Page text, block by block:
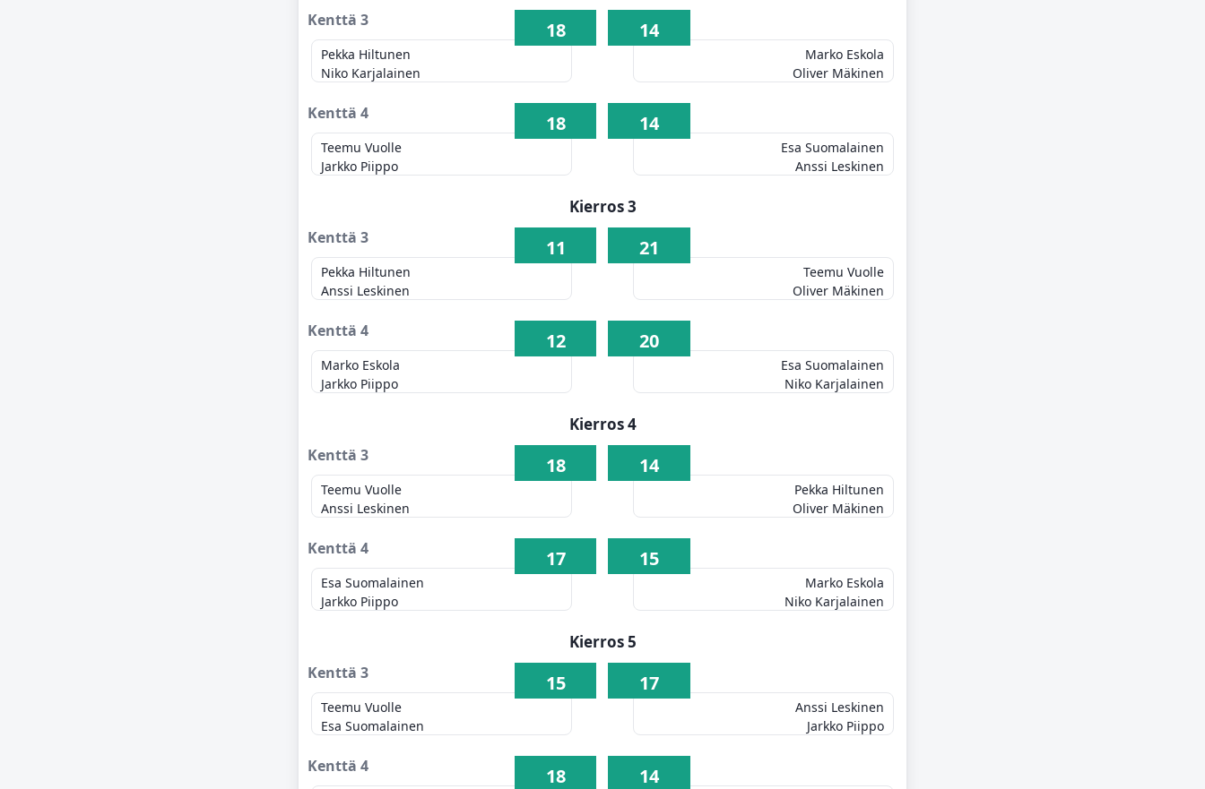
Kenttä 3
Pekka Hiltunen
Niko Karjalainen
18 14
Marko Eskola
Oliver Mäkinen
Kenttä 4
Teemu Vuolle
Jarkko Piippo
18 14
Esa Suomalainen
Anssi Leskinen
Kierros 3
Kenttä 3
Pekka Hiltunen
Anssi Leskinen
11 21
Teemu Vuolle
Oliver Mäkinen
Kenttä 4
Marko Eskola
Jarkko Piippo
12 20
Esa Suomalainen
Niko Karjalainen
Kierros 4
Kenttä 3
Teemu Vuolle
Anssi Leskinen
18 14
Pekka Hiltunen
Oliver Mäkinen
Kenttä 4
Esa Suomalainen
Jarkko Piippo
17 15
Marko Eskola
Niko Karjalainen
Kierros 5
Kenttä 3
Teemu Vuolle
Esa Suomalainen
15 17
Anssi Leskinen
Jarkko Piippo
Kenttä 4 18 14